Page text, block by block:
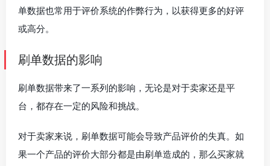
单数据也常用于评价系统的作弊行为，以获得更多的好评
或高分。
刷单数据的影响
刷单数据带来了一系列的影响，无论是对于卖家还是平
台，都存在一定的风险和挑战。
对于卖家来说，刷单数据可能会导致产品评价的失真。如
果一个产品的评价大部分都是由刷单造成的，那么买家就